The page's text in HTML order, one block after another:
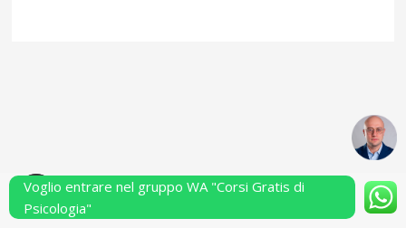
Powered by Performarsi S.a.s.
Voglio entrare nel gruppo WA "Corsi Gratis di
Psicologia"